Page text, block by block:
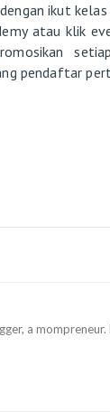
ikut kelas
atau klik
pendaftar
a